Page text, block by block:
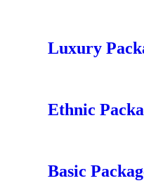
Luxury
Ethnic
Basic